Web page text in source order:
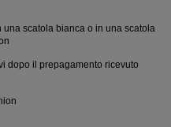
una scatola bianca o in una scatola
dopo il prepagamento ricevuto